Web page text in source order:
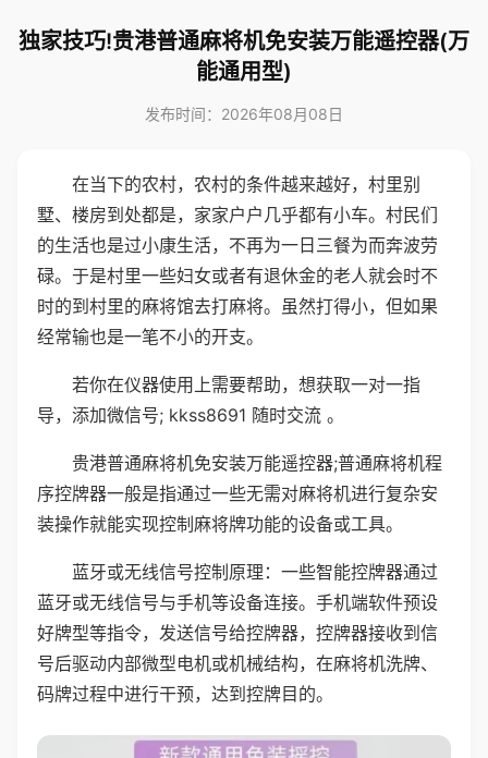
独家技巧!贵港普通麻将机免安装万能遥控器(万
能通用型)
发布时间：2026年08月08日
在当下的农村，农村的条件越来越好，村里别
墅、楼房到处都是，家家户户几乎都有小车。村民们
的生活也是过小康生活，不再为一日三餐为而奔波劳
碌。于是村里一些妇女或者有退休金的老人就会时不
时的到村里的麻将馆去打麻将。虽然打得小，但如果
经常输也是一笔不小的开支。
若你在仪器使用上需要帮助，想获取一对一指
导，添加微信号; kkss8691 随时交流 。
贵港普通麻将机免安装万能遥控器;普通麻将机程
序控牌器一般是指通过一些无需对麻将机进行复杂安
装操作就能实现控制麻将牌功能的设备或工具。
蓝牙或无线信号控制原理：一些智能控牌器通过
蓝牙或无线信号与手机等设备连接。手机端软件预设
好牌型等指令，发送信号给控牌器，控牌器接收到信
号后驱动内部微型电机或机械结构，在麻将机洗牌、
码牌过程中进行干预，达到控牌目的。